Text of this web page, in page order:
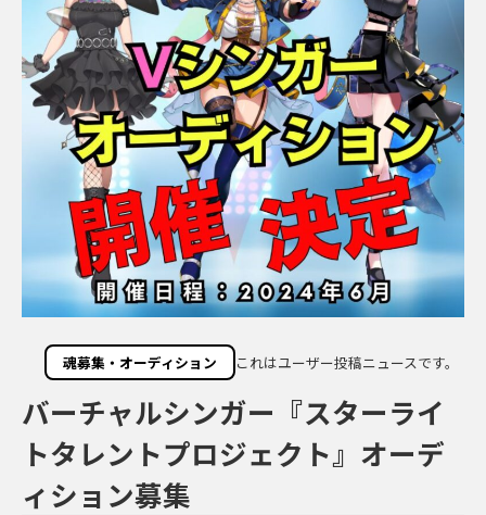
魂募集・オーディション これはユーザー投稿ニュースです。
バーチャルシンガー『スターライ
トタレントプロジェクト』オーデ
ィション募集